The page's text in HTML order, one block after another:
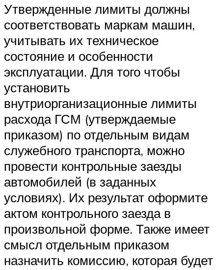
Утвержденные лимиты должны
соответствовать маркам машин,
учитывать их техническое
состояние и особенности
эксплуатации. Для того чтобы
установить
внутриорганизационные лимиты
расхода ГСМ (утверждаемые
приказом) по отдельным видам
служебного транспорта, можно
провести контрольные заезды
автомобилей (в заданных
условиях). Их результат оформите
актом контрольного заезда в
произвольной форме. Также имеет
смысл отдельным приказом
назначить комиссию, которая будет